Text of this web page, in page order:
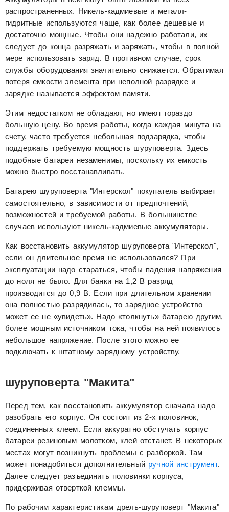
распространенных. Никель-кадмиевые и металл-
гидритные используются чаще, как более дешевые и
достаточно мощные. Чтобы они надежно работали, их
следует до конца разряжать и заряжать, чтобы в полной
мере использовать заряд. В противном случае, срок
службы оборудования значительно снижается. Обратимая
потеря емкости элемента при неполной разрядке и
зарядке называется эффектом памяти.
Этим недостатком не обладают, но имеют гораздо
большую цену. Во время работы, когда каждая минута на
счету, часто требуется небольшая подзарядка, чтобы
поддержать требуемую мощность шуруповерта. Здесь
подобные батареи незаменимы, поскольку их емкость
можно быстро восстанавливать.
Батарею шуруповерта "Интерскол" покупатель выбирает
самостоятельно, в зависимости от предпочтений,
возможностей и требуемой работы. В большинстве
случаев используют никель-кадмиевые аккумуляторы.
Как восстановить аккумулятор шуруповерта "Интерскол",
если он длительное время не использовался? При
эксплуатации надо стараться, чтобы падения напряжения
до ноля не было. Для банки на 1,2 В разряд
производится до 0,9 В. Если при длительном хранении
она полностью разрядилась, то зарядное устройство
может ее не «увидеть». Надо «толкнуть» батарею другим,
более мощным источником тока, чтобы на ней появилось
небольшое напряжение. После этого можно ее
подключать к штатному зарядному устройству.
шуруповерта "Макита"
Перед тем, как восстановить аккумулятор сначала надо
разобрать его корпус. Он состоит из 2-х половинок,
соединенных клеем. Если аккуратно обстучать корпус
батареи резиновым молотком, клей отстанет. В некоторых
местах могут возникнуть проблемы с разборкой. Там
может понадобиться дополнительный ручной инструмент.
Далее следует разъединить половинки корпуса,
придерживая отверткой клеммы.
По рабочим характеристикам дрель-шуруповерт "Макита"